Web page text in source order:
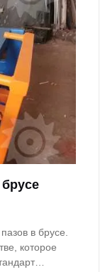
в брусе.
которое